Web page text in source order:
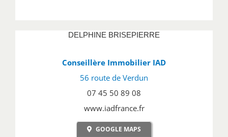
DELPHINE BRISEPIERRE
Conseillère Immobilier IAD
56 route de Verdun
07 45 50 89 08
www.iadfrance.fr
GOOGLE MAPS